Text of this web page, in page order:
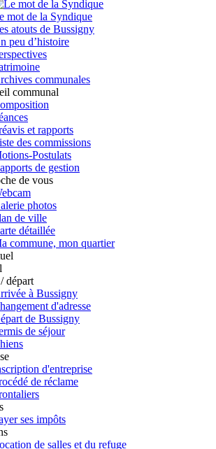
mot de la Syndique
atouts de Bussigny
peu d’histoire
communales
communal
et rapports
des commissions
Postulats
de gestion
de vous
photos
de ville
détaillée
commune, mon quartier
départ
à Bussigny
d'adresse
de Bussigny
de séjour
d'entreprise
de réclame
ses impôts
de salles et du refuge